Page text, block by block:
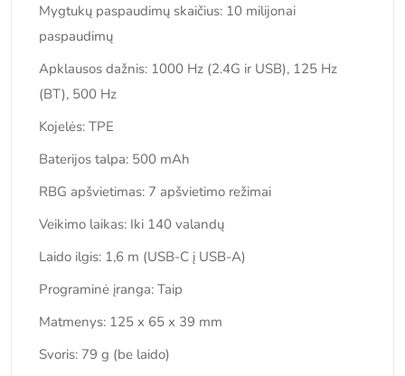
Mygtukų paspaudimų skaičius: 10 milijonai
paspaudimų
Apklausos dažnis: 1000 Hz (2.4G ir USB), 125 Hz
(BT), 500 Hz
Kojelės: TPE
Baterijos talpa: 500 mAh
RBG apšvietimas: 7 apšvietimo režimai
Veikimo laikas: Iki 140 valandų
Laido ilgis: 1,6 m (USB-C į USB-A)
Programinė įranga: Taip
Matmenys: 125 x 65 x 39 mm
Svoris: 79 g (be laido)